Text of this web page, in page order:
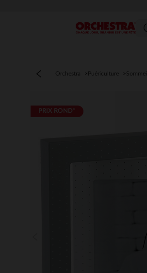
Menu
Orchestra Puériculture Sommeil
PRIX ROND*